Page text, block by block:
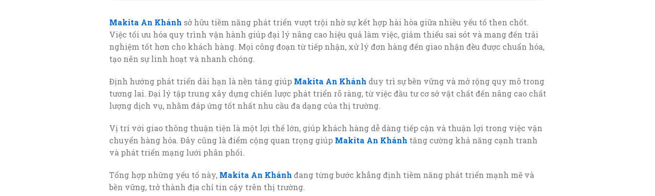
Makita An Khánh sở hữu tiềm năng phát triển vượt trội nhờ sự kết hợp hài hòa giữa nhiều yếu tố then chốt.
Việc tối ưu hóa quy trình vận hành giúp đại lý nâng cao hiệu quả làm việc, giảm thiểu sai sót và mang đến trải
nghiệm tốt hơn cho khách hàng. Mọi công đoạn từ tiếp nhận, xử lý đơn hàng đến giao nhận đều được chuẩn hóa,
tạo nên sự linh hoạt và nhanh chóng.
Định hướng phát triển dài hạn là nền tảng giúp Makita An Khánh duy trì sự bền vững và mở rộng quy mô trong
tương lai. Đại lý tập trung xây dựng chiến lược phát triển rõ ràng, từ việc đầu tư cơ sở vật chất đến nâng cao chất
lượng dịch vụ, nhằm đáp ứng tốt nhất nhu cầu đa dạng của thị trường.
Vị trí với giao thông thuận tiện là một lợi thế lớn, giúp khách hàng dễ dàng tiếp cận và thuận lợi trong việc vận
chuyển hàng hóa. Đây cũng là điểm cộng quan trọng giúp Makita An Khánh tăng cường khả năng cạnh tranh
và phát triển mạng lưới phân phối.
Tổng hợp những yếu tố này, Makita An Khánh đang từng bước khẳng định tiềm năng phát triển mạnh mẽ và
bền vững, trở thành địa chỉ tin cậy trên thị trường.